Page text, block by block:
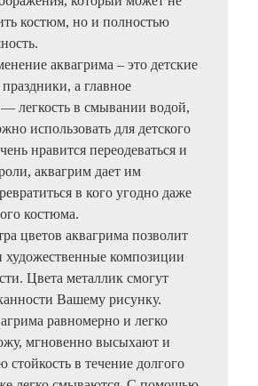
костюм, но и полностью
аквагрима – это детские
а главное
легкость в смывании водой,
использовать для детского
нравится переодеваться и
аквагрим дает им
в кого угодно даже
костюма.
цветов аквагрима позволит
художественные композиции
Цвета металлик смогут
Вашему рисунку.
равномерно и легко
мгновенно высыхают и
стойкость в течение долгого